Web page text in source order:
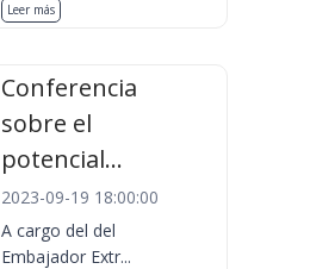
Leer más
Conferencia
sobre el
potencial...
2023-09-19 18:00:00
A cargo del del
Embajador Extr...